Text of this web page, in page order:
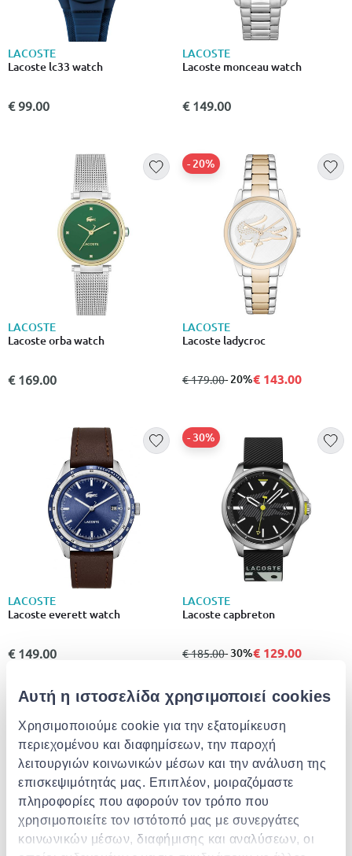
Αυτή η ιστοσελίδα χρησιμοποιεί cookies
Χρησιμοποιούμε cookie για την εξατομίκευση
περιεχομένου και διαφημίσεων, την παροχή
λειτουργιών κοινωνικών μέσων και την ανάλυση της
επισκεψιμότητάς μας. Επιπλέον, μοιραζόμαστε
πληροφορίες που αφορούν τον τρόπο που
χρησιμοποιείτε τον ιστότοπό μας με συνεργάτες
κοινωνικών μέσων, διαφήμισης και αναλύσεων, οι
LACOSTE
Lacoste lc33 watch
€ 99.00
LACOSTE
Lacoste monceau watch
€ 149.00
LACOSTE
Lacoste orba watch
€ 169.00
LACOSTE
Lacoste ladycroc
από
€ 179.00σε
- 20%
- 20%€ 143.00
LACOSTE
Lacoste everett watch
€ 149.00
LACOSTE
Lacoste capbreton
από
€ 185.00σε
- 30%
- 30%€ 129.00